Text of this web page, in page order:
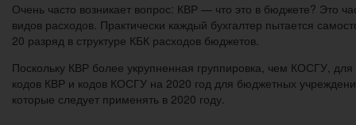
Очень часто возникает вопрос: КВР — что это в бюджете? Это
видов расходов. Практически каждый бухгалтер пытается
20 разряд в структуре КБК расходов бюджетов.
Поскольку КВР более укрупненная группировка, чем КОСГУ,
кодов КВР и кодов КОСГУ на 2020 год для бюджетных
которые следует применять в 2020 году.